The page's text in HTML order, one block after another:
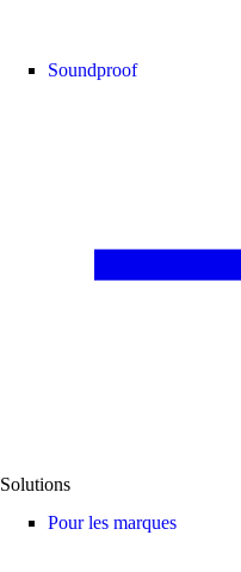
Soundproof
Solutions
Pour les marques